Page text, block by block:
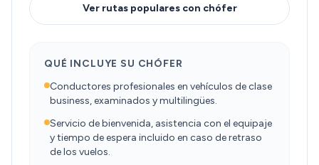
Ver rutas populares con chófer
QUÉ INCLUYE SU CHÓFER
Conductores profesionales en vehículos de clase
business, examinados y multilingües.
Servicio de bienvenida, asistencia con el equipaje
y tiempo de espera incluido en caso de retraso
de los vuelos.